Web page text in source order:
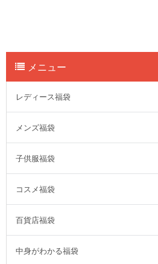
メニュー
レディース福袋
メンズ福袋
子供服福袋
コスメ福袋
百貨店福袋
中身がわかる福袋